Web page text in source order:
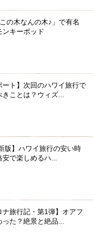
の木なんの木♪」で有名
ンキーポッド
ート】次回のハワイ旅行で
ことは？ウィズ...
版】ハワイ旅行の安い時
で楽しめるハ...
ナ旅行記・第1弾】オアフ
た？絶景と絶品...